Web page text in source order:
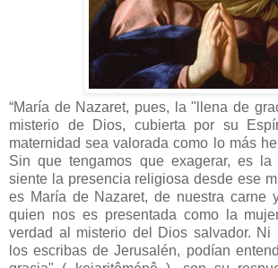
“María de Nazaret, pues, la "llena de
misterio de Dios, cubierta por su
maternidad sea valorada como lo más
Sin que tengamos que exagerar, es
siente la presencia religiosa desde ese
es María de Nazaret, de nuestra carne
quien nos es presentada como la
verdad al misterio del Dios salvador. Ni
los escribas de Jerusalén, podían